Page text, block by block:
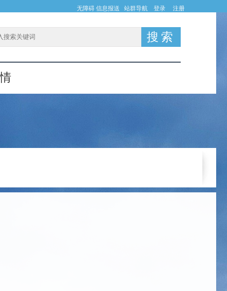
无障碍 信息报送 站群导航 登录 注册